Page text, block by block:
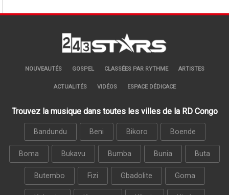
NOUVEAUTÉS GOSPEL CLASSÉES PAR RYTHME ARTISTES
ACTUALITÉS VIDÉOS ESPACE DÉDICACE
Trouvez la musique dans toutes les villes de la RD Congo
Bandundu Beni Bikoro Boende
Boma Bukavu Bumba Bunia Buta
Butembo Fizi Gbadolite Goma